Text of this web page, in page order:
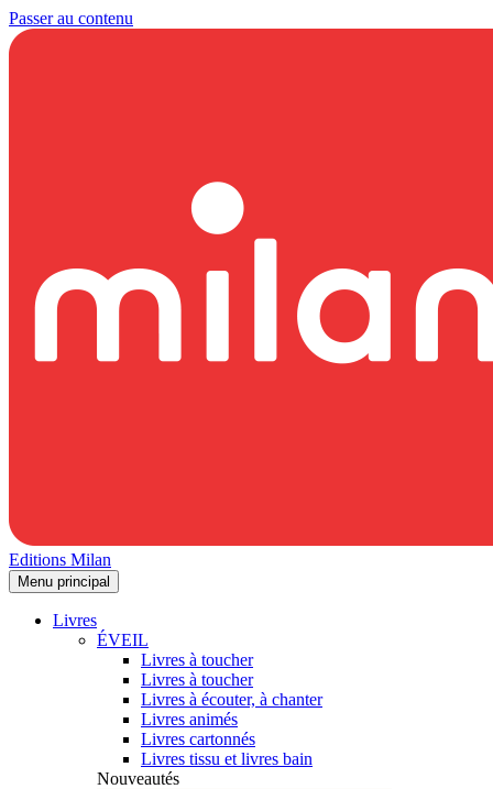
Passer au contenu
Editions Milan
Menu principal
Livres
ÉVEIL
Livres à toucher
Livres à toucher
Livres à écouter, à chanter
Livres animés
Livres cartonnés
Livres tissu et livres bain
Nouveautés